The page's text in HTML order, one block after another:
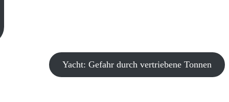
Yacht: Gefahr durch vertriebene Tonnen